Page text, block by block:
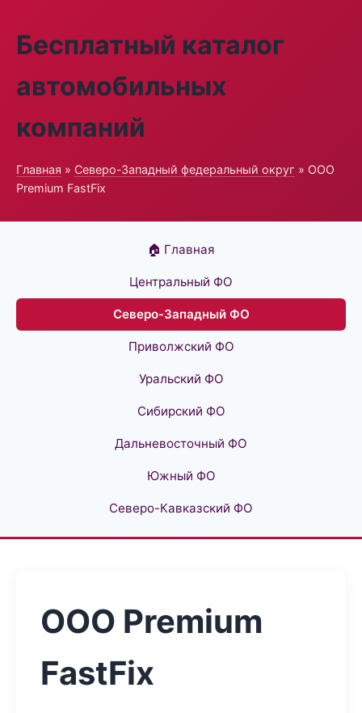
Бесплатный каталог
автомобильных
компаний
Главная » Северо-Западный федеральный округ » ООО
Premium FastFix
🏠 Главная
Центральный ФО
Северо-Западный ФО
Приволжский ФО
Уральский ФО
Сибирский ФО
Дальневосточный ФО
Южный ФО
Северо-Кавказский ФО
ООО Premium
FastFix